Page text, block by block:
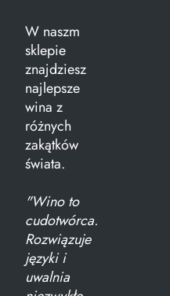
W naszm
sklepie
znajdziesz
najlepsze
wina z
różnych
zakątków
świata.
"Wino to
cudotwórca.
Rozwiązuje
języki i
uwalnia